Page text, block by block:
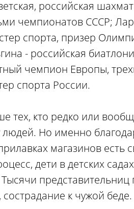
российская
чемпионатов СССР;
спорта, призер
- российская
чемпион Европы,
спорта России.
тех, кто редко или
Но именно
магазинов есть
дети в детских
представительниц
сострадание к чужой беде.